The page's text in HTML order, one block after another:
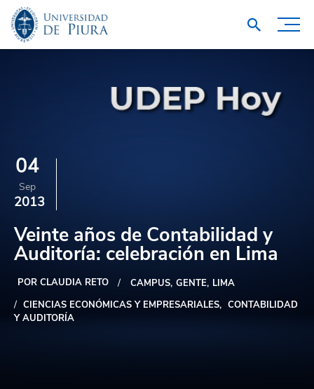
04
Sep
2013
Veinte años de Contabilidad y
Auditoría: celebración en Lima
POR CLAUDIA RETO CAMPUS GENTE LIMA
CIENCIAS ECONÓMICAS Y EMPRESARIALES
CONTABILIDAD
Y AUDITORÍA